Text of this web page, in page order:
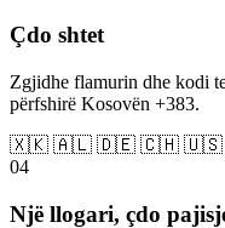
Çdo shtet
Zgjidhe flamurin dhe kodi
përfshirë Kosovën +383.
🇽🇰 🇦🇱 🇩🇪 🇨🇭
04
Një llogari, çdo